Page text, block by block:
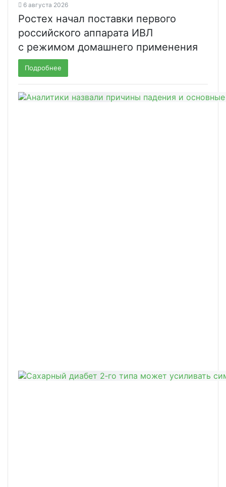
6 августа 2026
Ростех начал поставки первого
российского аппарата ИВЛ
с режимом домашнего применения
Подробнее